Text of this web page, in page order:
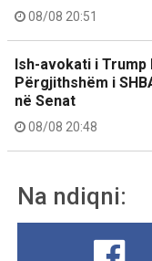
08/08 20:51
Ish-avokati i
Përgjithshëm i
në Senat
08/08 20:48
Na ndiqni: